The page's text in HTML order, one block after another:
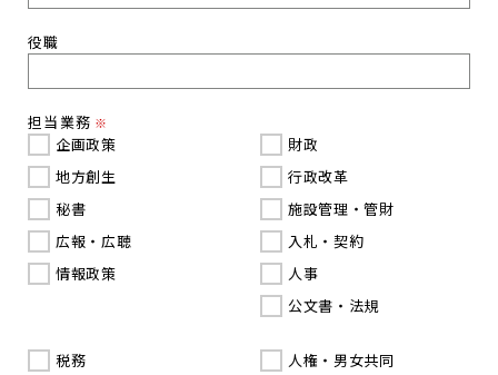
役職
担当業務 ※
企画政策
地方創生
秘書
広報・広聴
情報政策
財政
行政改革
施設管理・管財
入札・契約
人事
公文書・法規
税務
人権・男女共同